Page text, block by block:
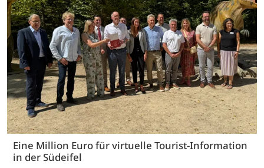
Eine Million Euro für virtuelle Tourist-Information
in der Südeifel